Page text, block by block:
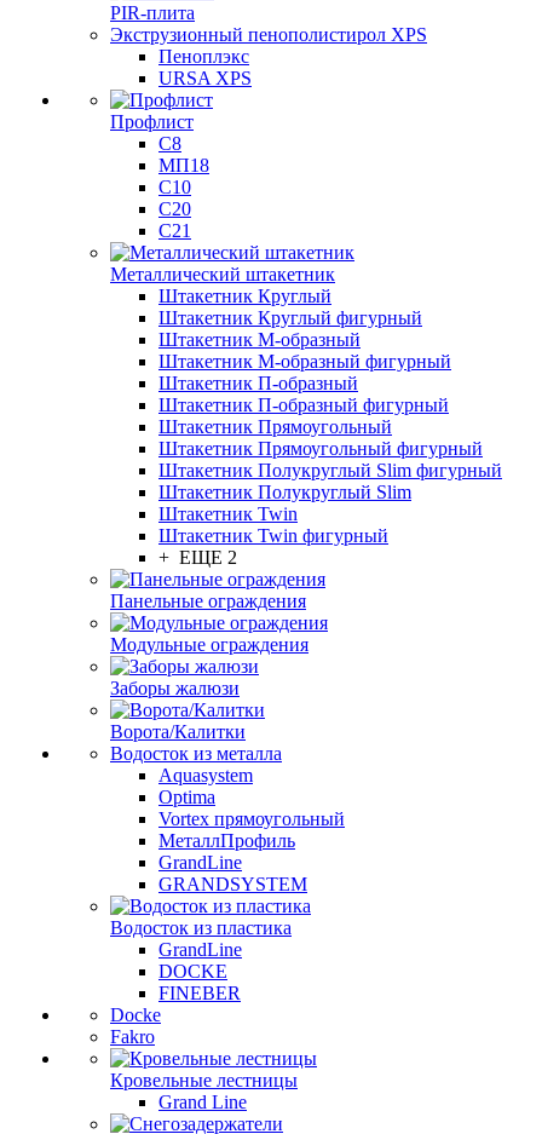
PIR-плита
Экструзионный пенополистирол XPS
Пеноплэкс
URSA XPS
Профлист
С8
МП18
С10
С20
С21
Металлический штакетник
Штакетник Круглый
Штакетник Круглый фигурный
Штакетник М-образный
Штакетник М-образный фигурный
Штакетник П-образный
Штакетник П-образный фигурный
Штакетник Прямоугольный
Штакетник Прямоугольный фигурный
Штакетник Полукруглый Slim фигурный
Штакетник Полукруглый Slim
Штакетник Twin
Штакетник Twin фигурный
+ ЕЩЕ 2
Панельные ограждения
Модульные ограждения
Заборы жалюзи
Ворота/Калитки
Водосток из металла
Aquasystem
Optima
Vortex прямоугольный
МеталлПрофиль
GrandLine
GRANDSYSTEM
Водосток из пластика
GrandLine
DOCKE
FINEBER
Docke
Fakro
Кровельные лестницы
Grand Line